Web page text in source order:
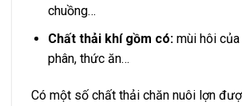
chuồng…
Chất thải khí gồm có:mùi hôi của
phân, thức ăn…
Có một số chất thải chăn nuôi lợn